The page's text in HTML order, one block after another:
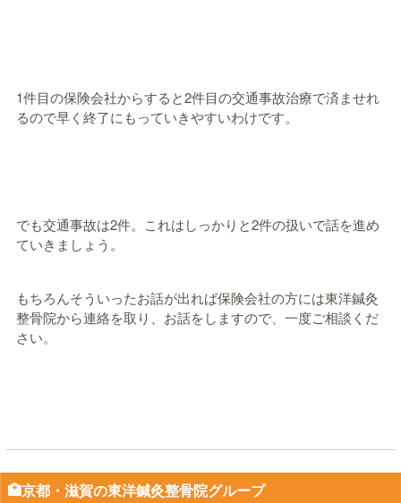
1件目の保険会社からすると2件目の交通事故治療で済ませれ
るので早く終了にもっていきやすいわけです。
でも交通事故は2件。これはしっかりと2件の扱いで話を進め
ていきましょう。
もちろんそういったお話が出れば保険会社の方には東洋鍼灸
整骨院から連絡を取り、お話をしますので、一度ご相談くだ
さい。
🏥京都・滋賀の東洋鍼灸整骨院グループ